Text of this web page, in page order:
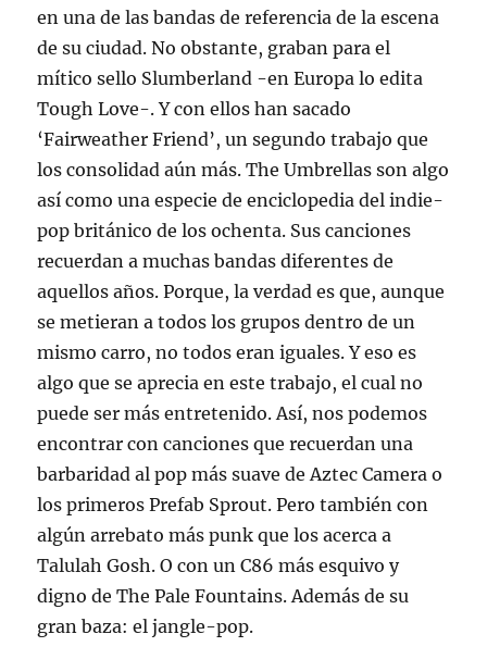
en una de las bandas de referencia de la escena
de su ciudad. No obstante, graban para el
mítico sello Slumberland -en Europa lo edita
Tough Love-. Y con ellos han sacado
‘Fairweather Friend’, un segundo trabajo que
los consolidad aún más. The Umbrellas son algo
así como una especie de enciclopedia del indie-
pop británico de los ochenta. Sus canciones
recuerdan a muchas bandas diferentes de
aquellos años. Porque, la verdad es que, aunque
se metieran a todos los grupos dentro de un
mismo carro, no todos eran iguales. Y eso es
algo que se aprecia en este trabajo, el cual no
puede ser más entretenido. Así, nos podemos
encontrar con canciones que recuerdan una
barbaridad al pop más suave de Aztec Camera o
los primeros Prefab Sprout. Pero también con
algún arrebato más punk que los acerca a
Talulah Gosh. O con un C86 más esquivo y
digno de The Pale Fountains. Además de su
gran baza: el jangle-pop.